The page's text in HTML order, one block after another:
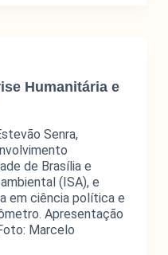
Humanitária e
Senra,
de Brasília e
(ISA), e
em ciência política e
Apresentação
Marcelo